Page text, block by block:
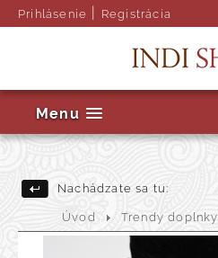
Prihlásenie Registrácia
Menu
Nachádzate sa tu:
Úvod Trendy doplnky